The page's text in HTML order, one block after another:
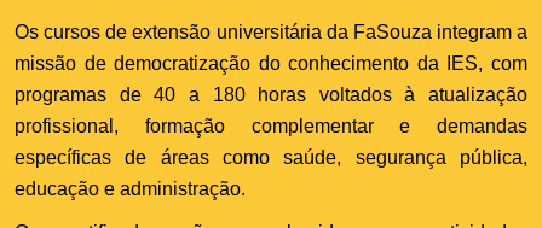
Os cursos de extensão universitária da FaSouza integram a
missão de democratização do conhecimento da IES, com
programas de 40 a 180 horas voltados à atualização
profissional, formação complementar e demandas
específicas de áreas como saúde, segurança pública,
educação e administração.